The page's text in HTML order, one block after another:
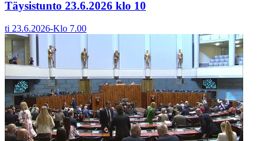
Täysistunto 23.6.2026 klo 10
ti 23.6.2026-Klo 7.00